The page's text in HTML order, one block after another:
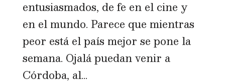
entusiasmados, de fe en el cine y
en el mundo. Parece que mientras
peor está el país mejor se pone la
semana. Ojalá puedan venir a
Córdoba, al...